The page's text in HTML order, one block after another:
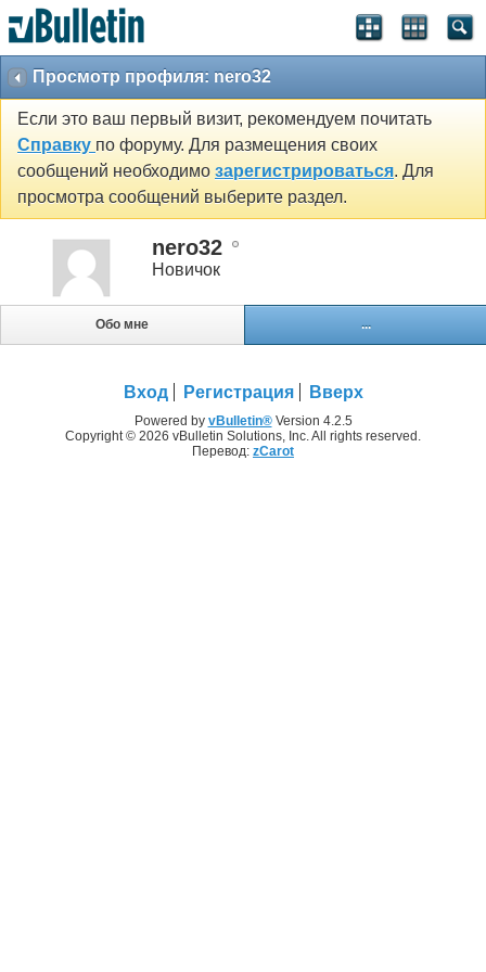
Просмотр профиля: nero32
Если это ваш первый визит, рекомендуем почитать
Справку по форуму. Для размещения своих
сообщений необходимо зарегистрироваться. Для
просмотра сообщений выберите раздел.
nero32
Новичок
Обо мне ...
Вход Регистрация Вверх
Powered by vBulletin®Version 4.2.5
Copyright © 2026 vBulletin Solutions, Inc. All rights reserved.
Перевод: zCarot